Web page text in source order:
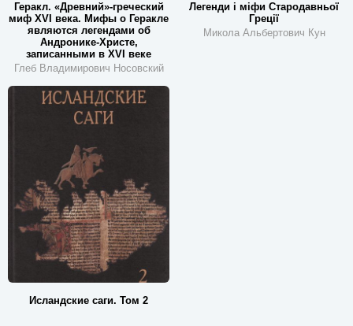
Геракл. «Древний»-греческий
миф XVI века. Мифы о Геракле
являются легендами об
Андронике-Христе,
записанными в XVI веке
Глеб Владимирович Носовский
Легенди і міфи Стародавньої
Греції
Микола Альбертович Кун
Исландские саги. Том 2